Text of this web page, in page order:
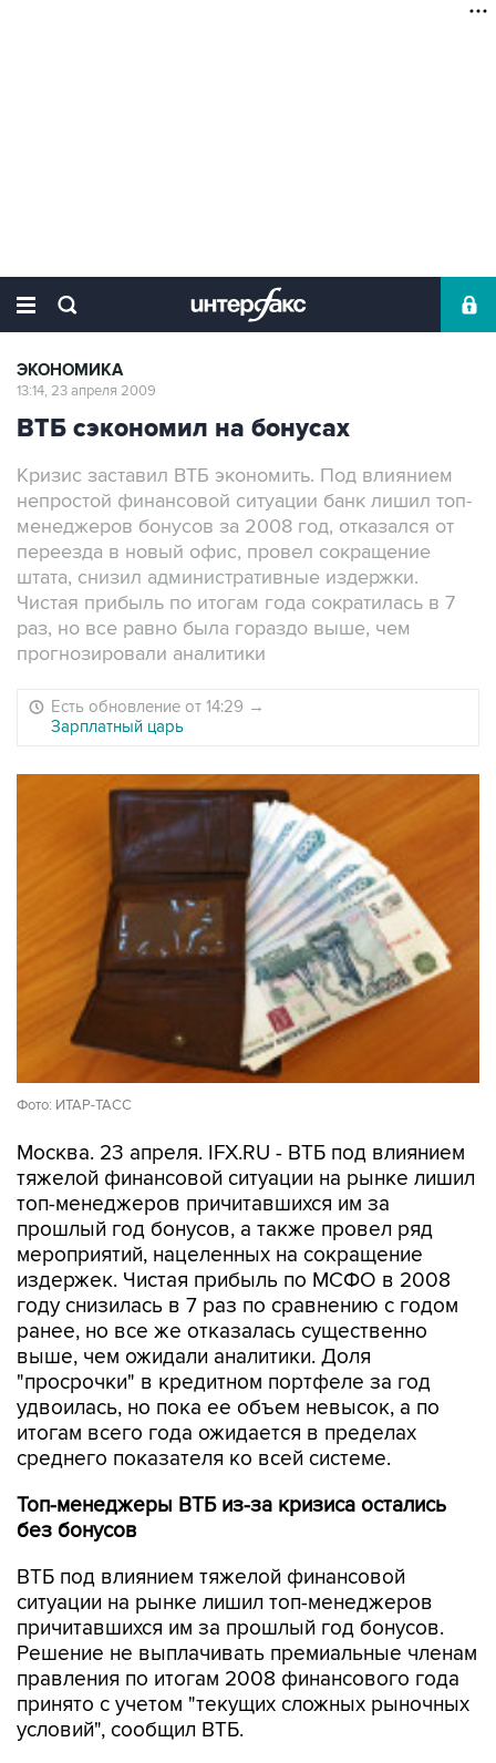
ЭКОНОМИКА
13:14, 23 апреля 2009
ВТБ сэкономил на бонусах
Кризис заставил ВТБ экономить. Под влиянием
непростой финансовой ситуации банк лишил топ-
менеджеров бонусов за 2008 год, отказался от
переезда в новый офис, провел сокращение
штата, снизил административные издержки.
Чистая прибыль по итогам года сократилась в 7
раз, но все равно была гораздо выше, чем
прогнозировали аналитики
Есть обновление от 14:29 →
Зарплатный царь
Фото: ИТАР-ТАСС
Москва. 23 апреля. IFX.RU - ВТБ под влиянием
тяжелой финансовой ситуации на рынке лишил
топ-менеджеров причитавшихся им за
прошлый год бонусов, а также провел ряд
мероприятий, нацеленных на сокращение
издержек. Чистая прибыль по МСФО в 2008
году снизилась в 7 раз по сравнению с годом
ранее, но все же отказалась существенно
выше, чем ожидали аналитики. Доля
"просрочки" в кредитном портфеле за год
удвоилась, но пока ее объем невысок, а по
итогам всего года ожидается в пределах
среднего показателя ко всей системе.
Топ-менеджеры ВТБ из-за кризиса остались
без бонусов
ВТБ под влиянием тяжелой финансовой
ситуации на рынке лишил топ-менеджеров
причитавшихся им за прошлый год бонусов.
Решение не выплачивать премиальные членам
правления по итогам 2008 финансового года
принято с учетом "текущих сложных рыночных
условий", сообщил ВТБ.